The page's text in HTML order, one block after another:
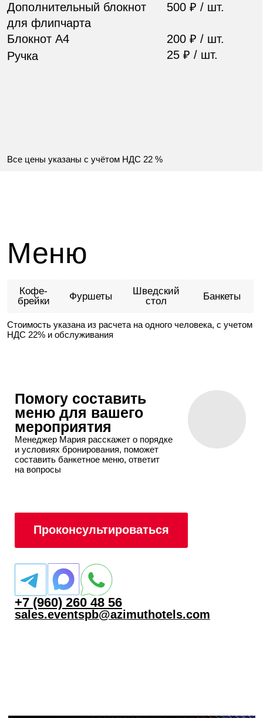
Петербург 4*
Комфортное
размещение ваших
гостей
AZIMUT Сити Отель Санкт-Петербург —
в самом высоком здании исторического
центра города, откуда можно насладиться
потрясающим панорамным видом на Санкт-
Петербург. Близость к реке Фонтанка
является преимуществом для размещения
в сезон речной навигации.
Все возможности отеля